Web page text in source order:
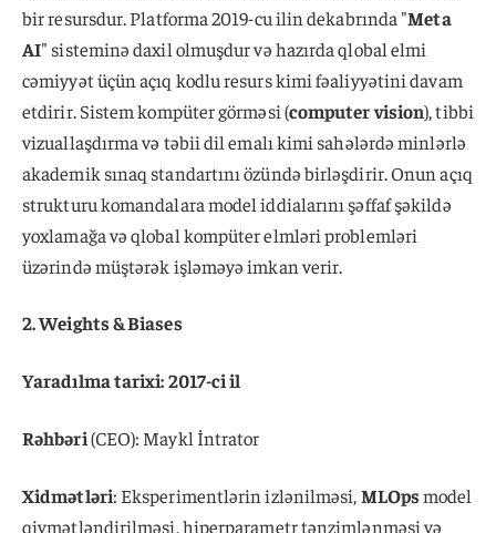
bir resursdur. Platforma 2019-cu ilin dekabrında "Meta
AI" sisteminə daxil olmuşdur və hazırda qlobal elmi
cəmiyyət üçün açıq kodlu resurs kimi fəaliyyətini davam
etdirir. Sistem kompüter görməsi (computer vision), tibbi
vizuallaşdırma və təbii dil emalı kimi sahələrdə minlərlə
akademik sınaq standartını özündə birləşdirir. Onun açıq
strukturu komandalara model iddialarını şəffaf şəkildə
yoxlamağa və qlobal kompüter elmləri problemləri
üzərində müştərək işləməyə imkan verir.
2. Weights & Biases
Yaradılma tarixi: 2017-ci il
Rəhbəri(CEO): Maykl İntrator
Xidmətləri: Eksperimentlərin izlənilməsi,MLOpsmodel
qiymətləndirilməsi, hiperparametr tənzimlənməsi və